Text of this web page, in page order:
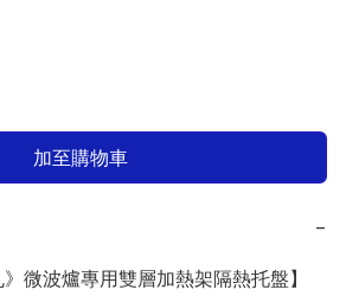
加至購物車
−
微波爐專用雙層加熱架隔熱托盤】